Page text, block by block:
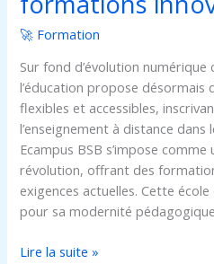
🚀 Formation
Sur fond d’évolution
l’éducation propose désormais
flexibles et accessibles,
l’enseignement à distance dans
Ecampus BSB s’impose
révolution, offrant des
exigences actuelles. Cette
pour sa modernité
Lire la suite »